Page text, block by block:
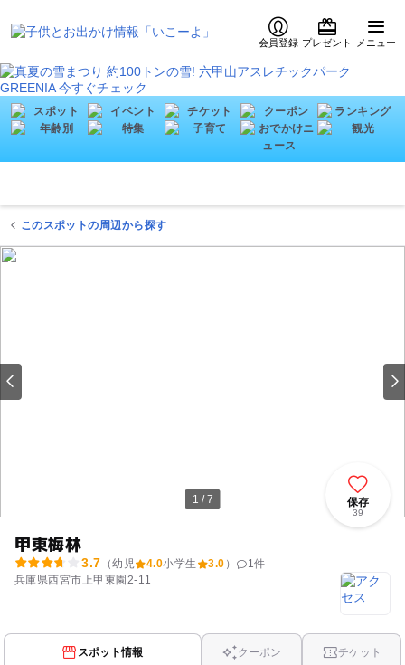
会員登録 プレゼント メニュー
このスポットの周辺から探す
1 / 7
甲東梅林
3.7 （幼児 4.0小学生 3.0 ） 1件
兵庫県西宮市上甲東園2-11
保存
39
スポット情報 クーポン チケット